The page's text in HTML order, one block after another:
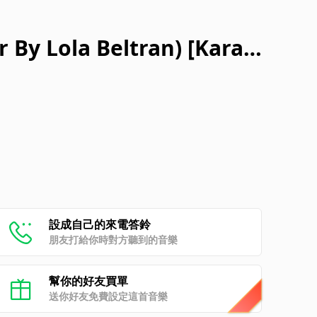
By Lola Beltran) [Karao
設成自己的來電答鈴
朋友打給你時對方聽到的音樂
幫你的好友買單
送你好友免費設定這首音樂